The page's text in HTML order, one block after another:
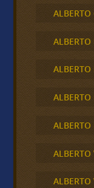
ALBERTO
ALBERTO
ALBERTO
ALBERTO
ALBERTO